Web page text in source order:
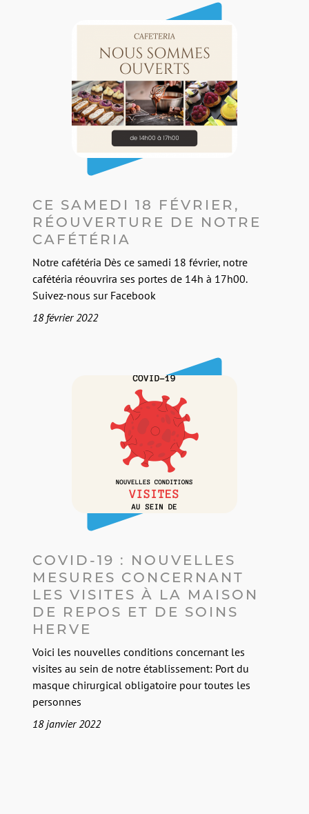
Image
CE SAMEDI 18 FÉVRIER,
RÉOUVERTURE DE NOTRE
CAFÉTÉRIA
Notre cafétéria Dès ce samedi 18 février, notre
cafétéria réouvrira ses portes de 14h à 17h00.
Suivez-nous sur Facebook
18 février 2022
COVID-19 : NOUVELLES
MESURES CONCERNANT
LES VISITES À LA MAISON
DE REPOS ET DE SOINS
HERVE
Voici les nouvelles conditions concernant les
visites au sein de notre établissement: Port du
masque chirurgical obligatoire pour toutes les
personnes
18 janvier 2022